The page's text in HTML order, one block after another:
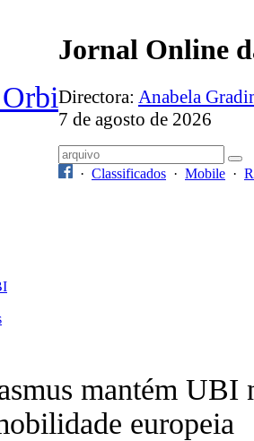
Jornal Online
Directora: Anabela
7 de agosto de 2026
· Classificados · Mobile ·
mantém UBI
europeia